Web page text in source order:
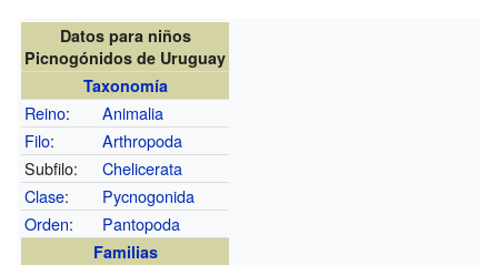
Datos para niños
Picnogónidos de Uruguay
Taxonomía
Reino:
Animalia
Filo:
Arthropoda
Subfilo:
Chelicerata
Clase:
Pycnogonida
Orden: Pantopoda
Familias